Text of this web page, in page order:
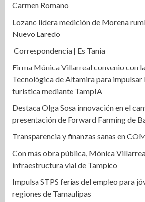
Carmen Romano
Lozano lidera medición de Morena
Nuevo Laredo
Correspondencia | Es Tania
Firma Mónica Villarreal convenio con
Tecnológica de Altamira para impulsar
turística mediante TampIA
Destaca Olga Sosa innovación en el
presentación de Forward Farming de
Transparencia y finanzas sanas en
Con más obra pública, Mónica
infraestructura vial de Tampico
Impulsa STPS ferias del empleo para
regiones de Tamaulipas